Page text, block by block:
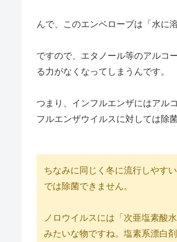
んで、このエンベローブは「水に
ですので、エタノール等のアルコ
る力がなくなってしまうんです。
つまり、インフルエンザにはアル
フルエンザウイルスに対しては除
ちなみに同じく冬に流行しやす
では除菌できません。
ノロウイルスには「次亜塩素酸
みたいな物ですね。塩素系漂白